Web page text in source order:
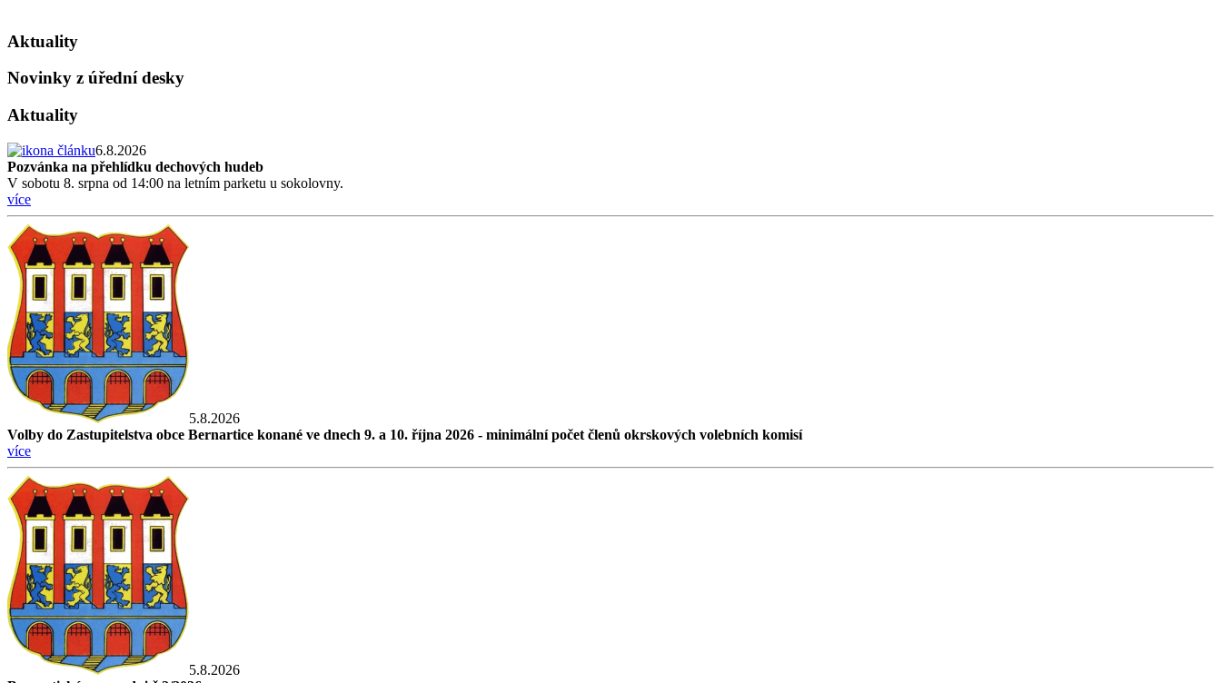
Aktuality
Novinky z úřední desky
Aktuality
6.8.2026
Pozvánka na přehlídku dechových hudeb
V sobotu 8. srpna od 14:00 na letním parketu u sokolovny.
více
5.8.2026
Volby do Zastupitelstva obce Bernartice konané ve dnech 9. a 10. října 2026 - minimální počet členů okrskových volebních komisí
více
5.8.2026